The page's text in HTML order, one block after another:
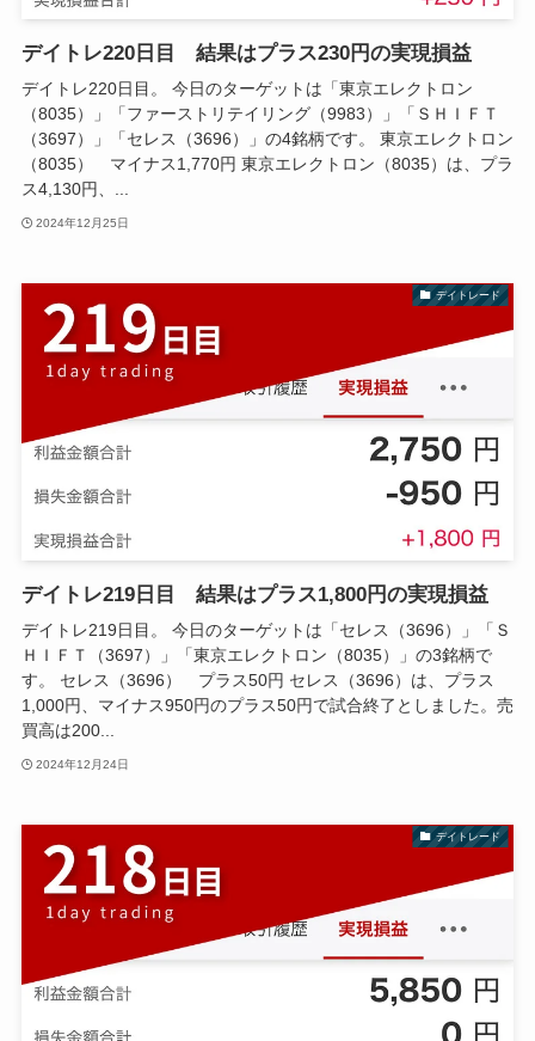
デイトレ220日目 結果はプラス230円の実現損益
デイトレ220日目。 今日のターゲットは「東京エレクトロン
（8035）」「ファーストリテイリング（9983）」「ＳＨＩＦＴ
（3697）」「セレス（3696）」の4銘柄です。 東京エレクトロン
（8035） マイナス1,770円 東京エレクトロン（8035）は、プラ
ス4,130円、...
2024年12月25日
デイトレード
デイトレ219日目 結果はプラス1,800円の実現損益
デイトレ219日目。 今日のターゲットは「セレス（3696）」「Ｓ
ＨＩＦＴ（3697）」「東京エレクトロン（8035）」の3銘柄で
す。 セレス（3696） プラス50円 セレス（3696）は、プラス
1,000円、マイナス950円のプラス50円で試合終了としました。売
買高は200...
2024年12月24日
デイトレード